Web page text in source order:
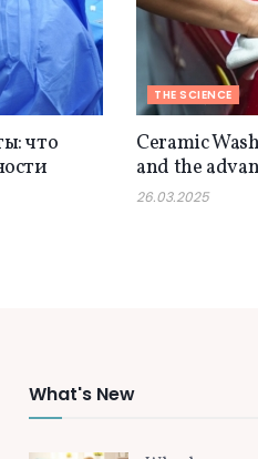
что
THE SCIENCE
Ceramic
and the
26.03.2025
What's New